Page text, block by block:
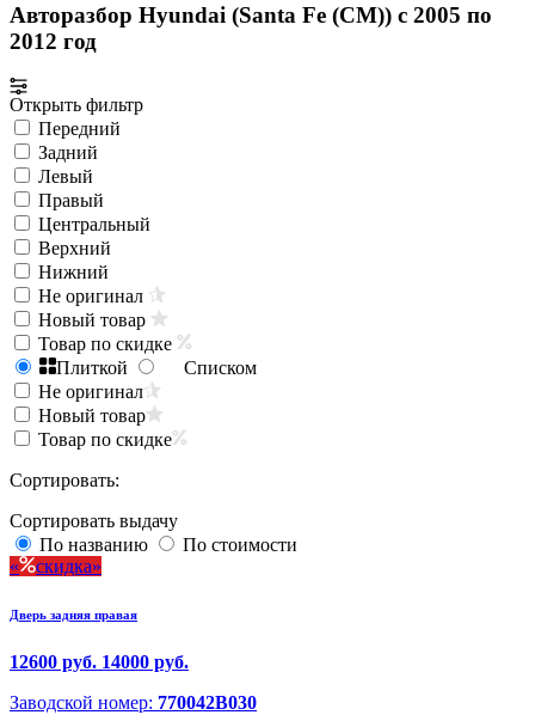
Авторазбор Hyundai (Santa Fe (CM)) с 2005 по
2012 год
Открыть фильтр
Передний
Задний
Левый
Правый
Центральный
Верхний
Нижний
Не оригинал
Новый товар
Товар по скидке
Плиткой
Списком
Не оригинал
Новый товар
Товар по скидке
Сортировать:
Сортировать выдачу
По названию
По стоимости
скидка
Дверь задняя правая
12600 руб. 14000 руб.
Заводской номер: 770042B030